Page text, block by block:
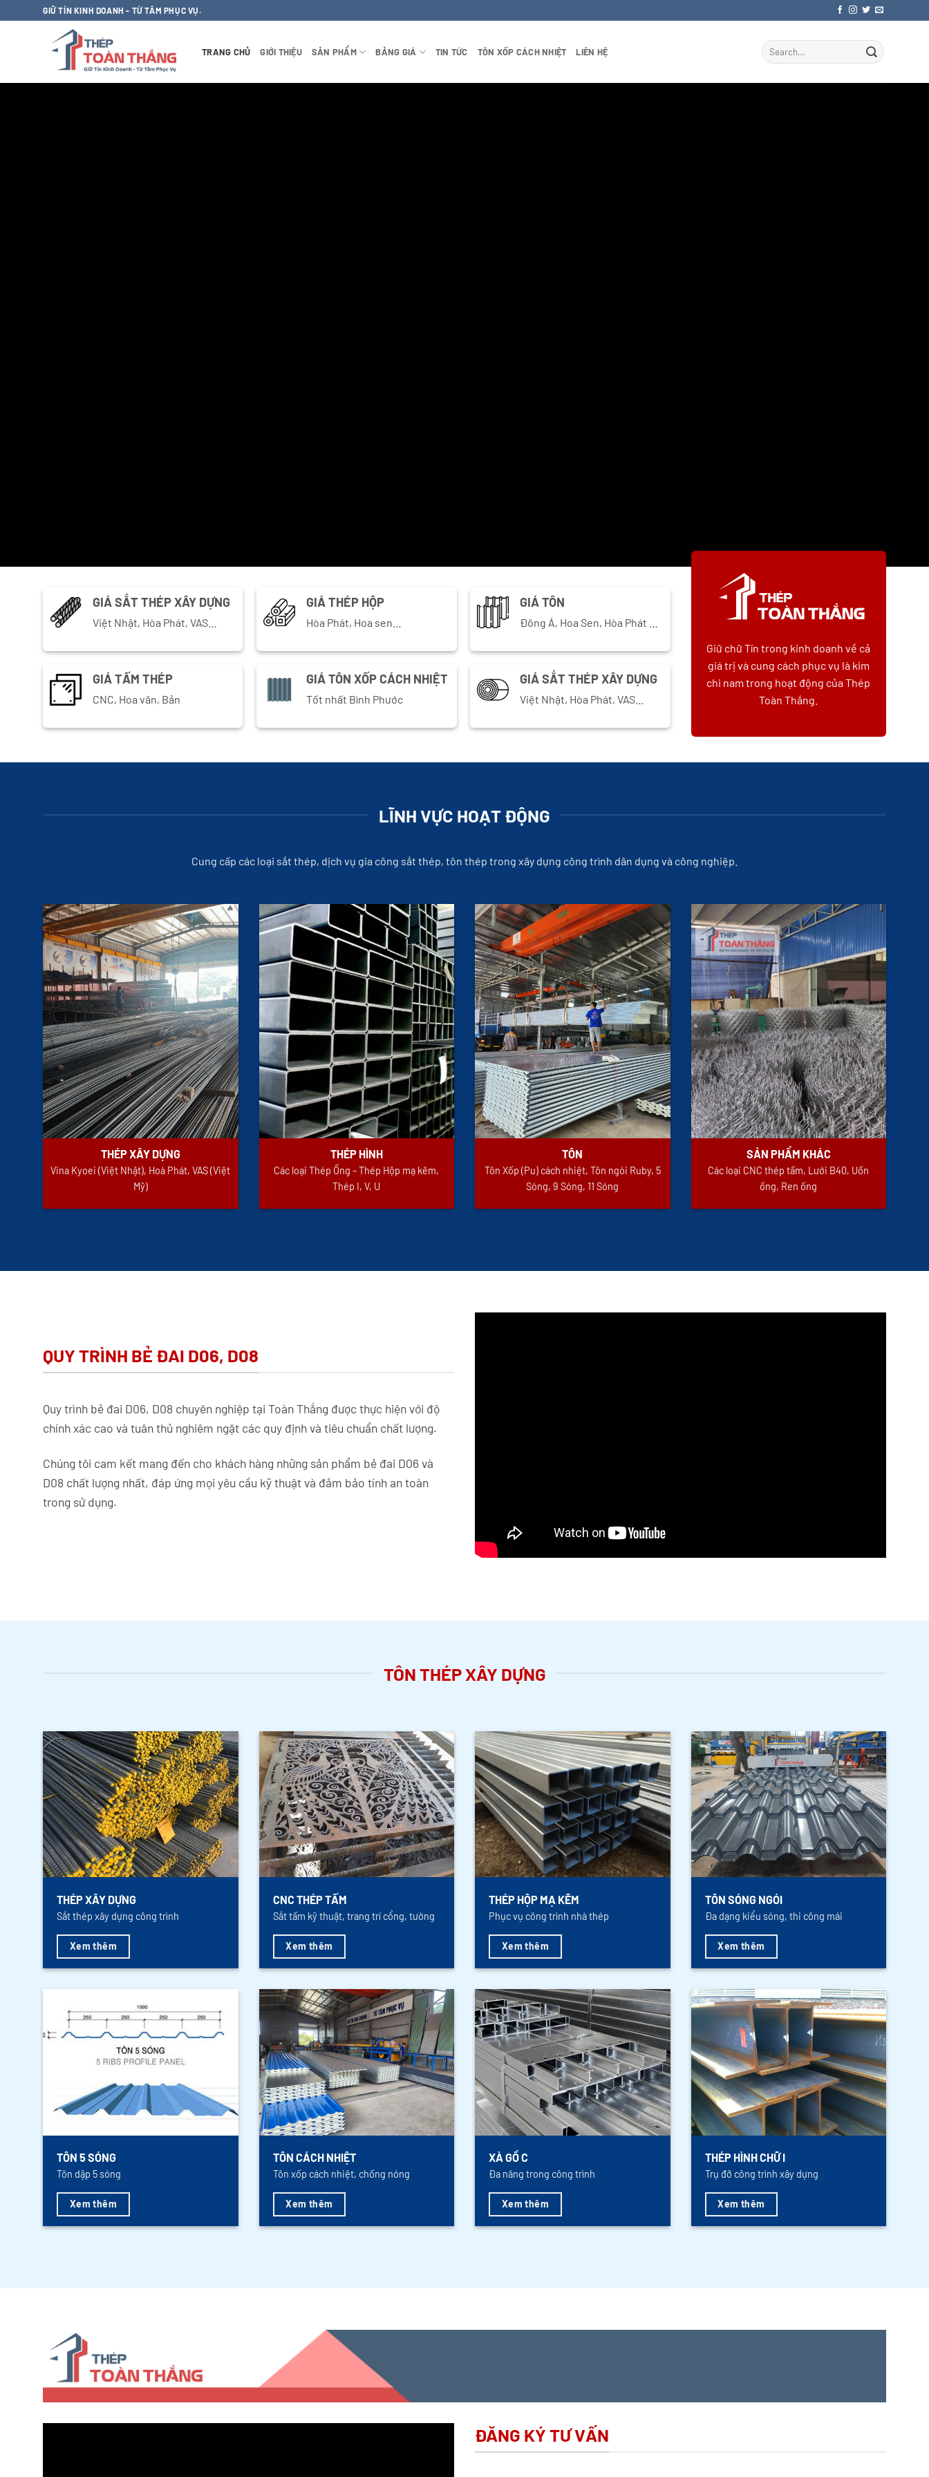
qua
GIỮ TÍN KINH DOANH - TỪ TÂM PHỤC VỤ.
TRANG CHỦ GIỚI THIỆU SẢN PHẨM BẢNG GIÁ TIN TỨC TÔN XỐP CÁCH NHIỆT LIÊN HỆ
GIÁ SẮT THÉP XÂY DỰNG
Việt Nhật, Hòa Phát, VAS…
GIÁ THÉP HỘP
Hòa Phát, Hoa sen…
GIÁ TÔN
Đông Á, Hoa Sen, Hòa Phát …
GIÁ TẤM THÉP
CNC, Hoa văn, Bản
GIÁ TÔN XỐP CÁCH NHIỆT
Tốt nhất Bình Phước
GIÁ SẮT THÉP XÂY DỰNG
Việt Nhật, Hòa Phát, VAS…
Giữ chữ Tín trong kinh doanh về cả
giá trị và cung cách phục vụ là kim
chi nam trong hoạt động của Thép
Toàn Thắng.
LĨNH VỰC HOẠT ĐỘNG
Cung cấp các loại sắt thép, dịch vụ gia công sắt thép, tôn thép trong xây dựng công trình dân dụng và công nghiệp.
THÉP XÂY DỰNG
Vina Kyoei (Việt Nhật), Hoà Phát, VAS (Việt
Mỹ)
THÉP HÌNH
Các loại Thép Ống – Thép Hộp mạ kẽm,
Thép I, V, U
TÔN
Tôn Xốp (Pu) cách nhiệt, Tôn ngói Ruby, 5
Sóng, 9 Sóng, 11 Sóng
SẢN PHẨM KHÁC
Các loại CNC thép tấm, Lưới B40, Uốn
ống, Ren ống
QUY TRÌNH BẺ ĐAI D06, D08
Quy trình bẻ đai D06, D08 chuyên nghiệp tại Toàn Thắng được thực hiện với độ
chính xác cao và tuân thủ nghiêm ngặt các quy định và tiêu chuẩn chất lượng.
Chúng tôi cam kết mang đến cho khách hàng những sản phẩm bẻ đai D06 và
D08 chất lượng nhất, đáp ứng mọi yêu cầu kỹ thuật và đảm bảo tính an toàn
trong sử dụng.
TÔN THÉP XÂY DỰNG
THÉP XÂY DỰNG
Sắt thép xây dựng công trình
Xem thêm
CNC THÉP TẤM
Sắt tấm kỹ thuật, trang trí cổng, tường
Xem thêm
THÉP HỘP MẠ KẼM
Phục vụ công trình nhà thép
Xem thêm
TÔN SÓNG NGÓI
Đa dạng kiểu sóng, thi công mái
Xem thêm
TÔN 5 SÓNG
Tôn dập 5 sóng
Xem thêm
TÔN CÁCH NHIỆT
Tôn xốp cách nhiệt, chống nóng
Xem thêm
XÀ GỒ C
Đa năng trong công trình
Xem thêm
THÉP HÌNH CHỮ I
Trụ đỡ công trình xây dựng
Xem thêm
ĐĂNG KÝ TƯ VẤN